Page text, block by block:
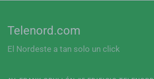
Telenord.com
El Nordeste a tan solo un click